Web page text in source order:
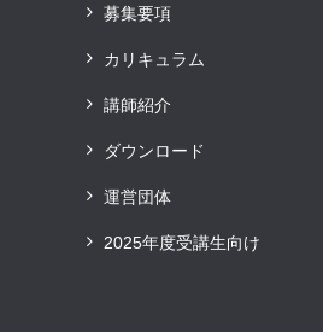
募集要項
カリキュラム
講師紹介
ダウンロード
運営団体
2025年度受講生向け